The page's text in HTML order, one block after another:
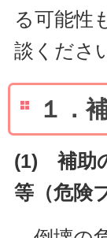
る可能性
談くださ
１．
(1) 補助
等（危険